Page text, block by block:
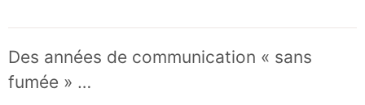
Des années de communication « sans
fumée » …